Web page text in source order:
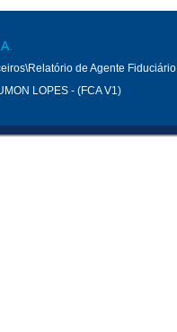
de Agente Fiduciário
LOPES - (FCA V1)